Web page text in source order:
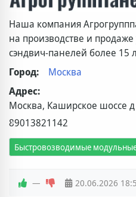
Наша компания
на производстве и
сэндвич-панелей более 15
Город:
Москва
Адрес:
Москва, Каширское шоссе
89013821142
Быстровозводимые
— 20.06.2026